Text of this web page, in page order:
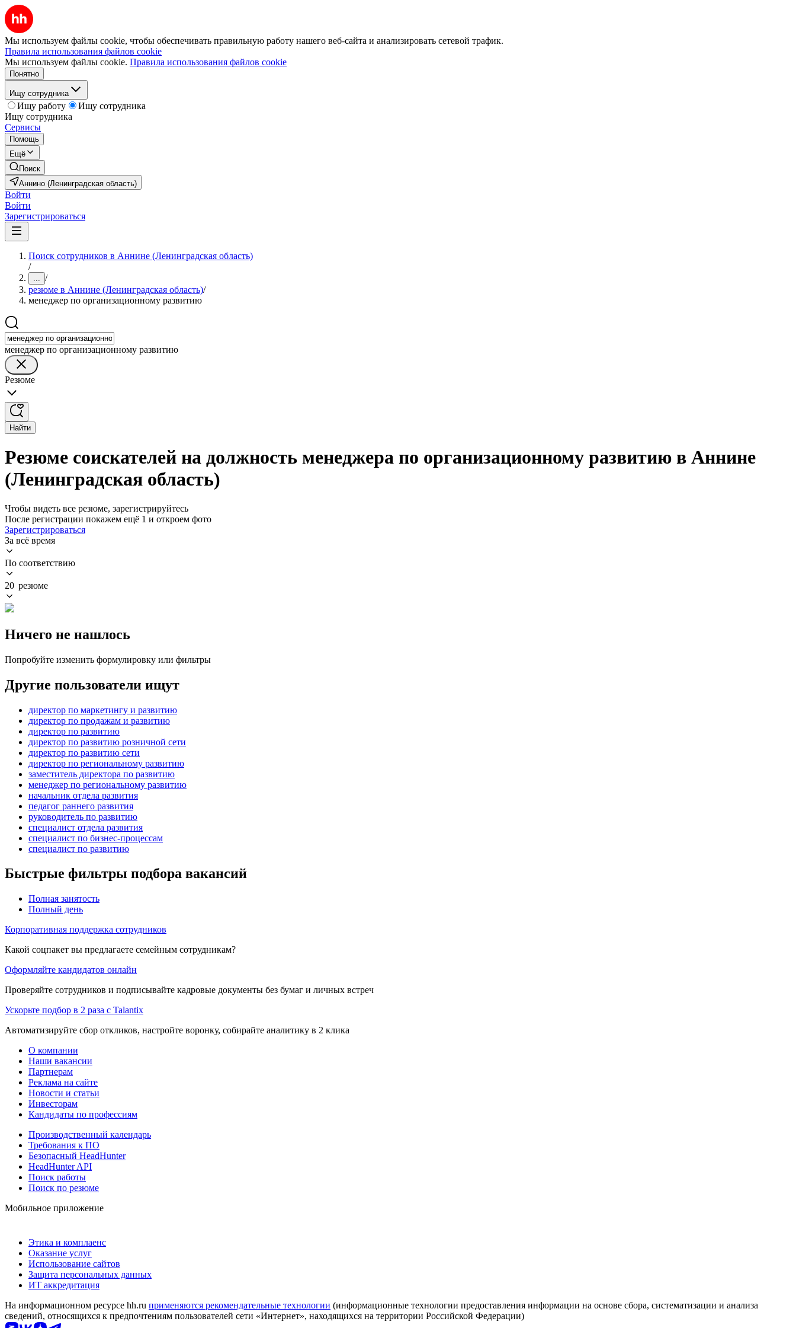
Мы используем файлы cookie, чтобы обеспечивать правильную работу нашего веб-сайта и анализировать сетевой трафик.
Правила использования файлов cookie
Мы используем файлы cookie. Правила использования файлов cookie
Понятно
Ищу сотрудника
Ищу работу
Ищу сотрудника
Ищу сотрудника
Сервисы
Помощь
Ещё
Поиск
Аннино (Ленинградская область)
Войти
Войти
Зарегистрироваться
Поиск сотрудников в Аннине (Ленинградская область)
/
... /
резюме в Аннине (Ленинградская область)/
менеджер по организационному развитию
менеджер по организационному развитию
Резюме
Найти
Резюме соискателей на должность менеджера по организационному развитию в Аннине
(Ленинградская область)
Чтобы видеть все резюме, зарегистрируйтесь
После регистрации покажем ещё 1 и откроем фото
Зарегистрироваться
За всё время
По соответствию
20 резюме
Ничего не нашлось
Попробуйте изменить формулировку или фильтры
Другие пользователи ищут
директор по маркетингу и развитию
директор по продажам и развитию
директор по развитию
директор по развитию розничной сети
директор по развитию сети
директор по региональному развитию
заместитель директора по развитию
менеджер по региональному развитию
начальник отдела развития
педагог раннего развития
руководитель по развитию
специалист отдела развития
специалист по бизнес-процессам
специалист по развитию
Быстрые фильтры подбора вакансий
Полная занятость
Полный день
Корпоративная поддержка сотрудников
Какой соцпакет вы предлагаете семейным сотрудникам?
Оформляйте кандидатов онлайн
Проверяйте сотрудников и подписывайте кадровые документы без бумаг и личных встреч
Ускорьте подбор в 2 раза с Talantix
Автоматизируйте сбор откликов, настройте воронку, собирайте аналитику в 2 клика
О компании
Наши вакансии
Партнерам
Реклама на сайте
Новости и статьи
Инвесторам
Кандидаты по профессиям
Производственный календарь
Требования к ПО
Безопасный HeadHunter
HeadHunter API
Поиск работы
Поиск по резюме
Мобильное приложение
Этика и комплаенс
Оказание услуг
Использование сайтов
Защита персональных данных
ИТ аккредитация
На информационном ресурсе hh.ru применяются рекомендательные технологии (информационные технологии предоставления информации на основе сбора, систематизации и анализа
сведений, относящихся к предпочтениям пользователей сети «Интернет», находящихся на территории Российской Федерации)